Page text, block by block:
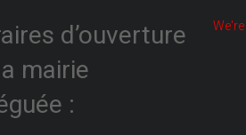
d’ouverture
mairie
: